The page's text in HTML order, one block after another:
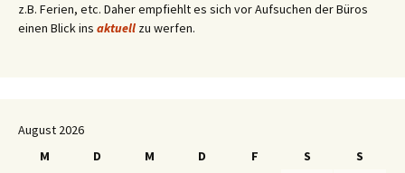
z.B. Ferien, etc. Daher empfiehlt es sich vor Aufsuchen der Büros
einen Blick ins aktuell zu werfen.
August 2026
M
D M D F S
S